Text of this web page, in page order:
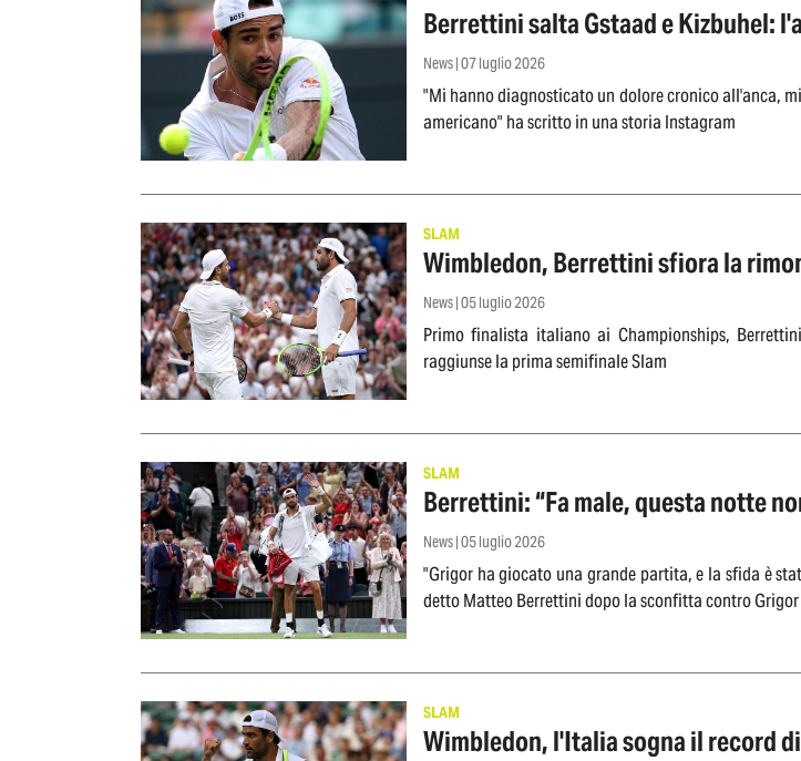
Berrettini salta Gstaad e Kizbuhel:
News | 07 luglio 2026
"Mi hanno diagnosticato un dolore cronico all'anca,
americano" ha scritto in una storia Instagram
SLAM
Wimbledon, Berrettini sfiora la
News | 05 luglio 2026
Primo finalista italiano ai Championships,
raggiunse la prima semifinale Slam
SLAM
Berrettini: “Fa male, questa notte
News | 05 luglio 2026
"Grigor ha giocato una grande partita, e la sfida è
detto Matteo Berrettini dopo la sconfitta contro
SLAM
Wimbledon, l'Italia sogna il record